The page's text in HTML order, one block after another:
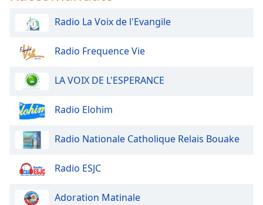
Radio La Voix de l'Evangile
Radio Frequence Vie
LA VOIX DE L'ESPERANCE
Radio Elohim
Radio Nationale Catholique Relais Bouake
Radio ESJC
Adoration Matinale